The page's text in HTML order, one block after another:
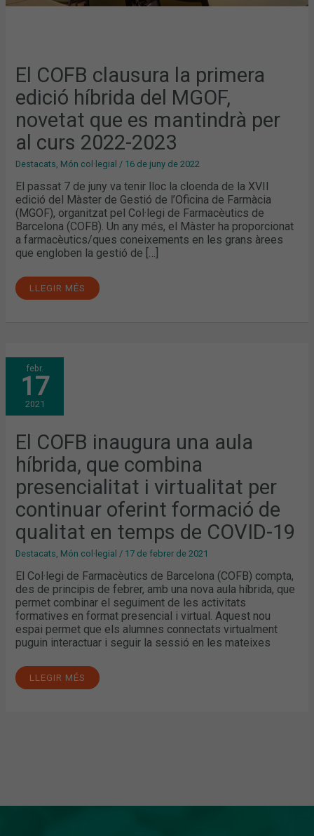
El COFB clausura la primera
edició híbrida del MGOF,
novetat que es mantindrà per
al curs 2022-2023
Destacats, Món col·legial / 16 de juny de 2022
El passat 7 de juny va tenir lloc la cloenda de la XVII
edició del Màster de Gestió de l’Oficina de Farmàcia
(MGOF), organitzat pel Col·legi de Farmacèutics de
Barcelona (COFB). Un any més, el Màster ha proporcionat
a farmacèutics/ques coneixements en les grans àrees
que engloben la gestió de […]
LLEGIR MÉS
febr.
17
2021
El COFB inaugura una aula
híbrida, que combina
presencialitat i virtualitat per
continuar oferint formació de
qualitat en temps de COVID-19
Destacats Món col·legial / 17 de febrer de 2021
El Col·legi de Farmacèutics de Barcelona (COFB) compta,
des de principis de febrer, amb una nova aula híbrida, que
permet combinar el seguiment de les activitats
formatives en format presencial i virtual. Aquest nou
espai permet que els alumnes connectats virtualment
puguin interactuar i seguir la sessió en les mateixes
EL
COFB
INAUGURA
UNA
AULA
HÍBRIDA,
QUE
PRESENCIALITAT
VIRTUALITAT
PER
CONTINUAR
FORMACIÓ
DE
QUALITAT
EN
TEMPS
DE
19
LLEGIR MÉS